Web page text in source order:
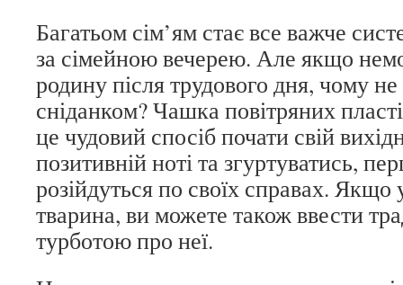
Багатьом сім’ям стає все важче
за сімейною вечерею. Але якщо
родину після трудового дня, чому
сніданком? Чашка повітряних
це чудовий спосіб почати свій
позитивній ноті та згуртуватись,
розійдуться по своїх справах.
тварина, ви можете також ввести
турботою про неї.